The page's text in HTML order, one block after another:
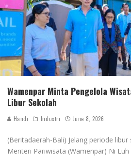
Wamenpar Minta Pengelola
Libur Sekolah
Handi Industri June 8, 2026
(Beritadaerah-Bali) Jelang periode libur
Menteri Pariwisata (Wamenpar) Ni